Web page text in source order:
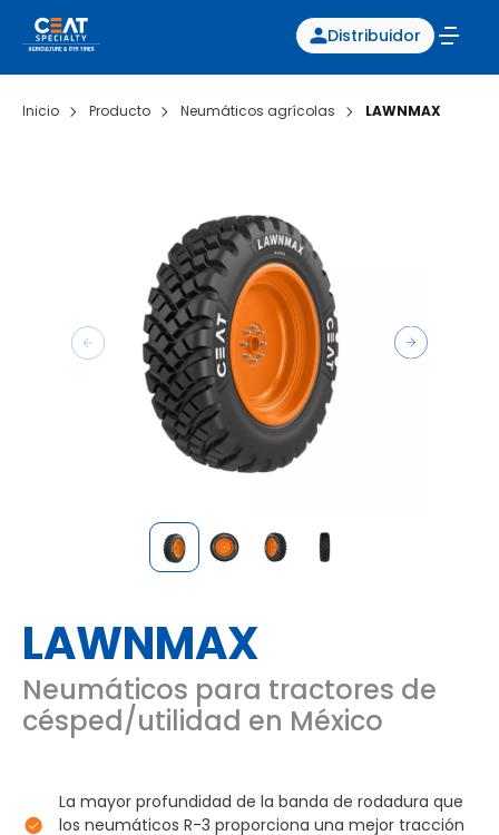
Distribuidor
Inicio Producto Neumáticos agrícolas LAWNMAX
LAWNMAX
Neumáticos para tractores de
césped/utilidad en México
La mayor profundidad de la banda de rodadura que
los neumáticos R-3 proporciona una mejor tracción